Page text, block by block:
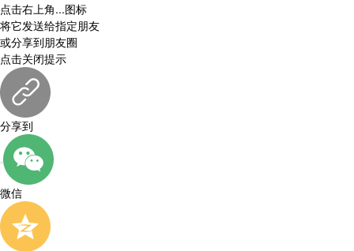
点击右上角...图标
将它发送给指定朋友
或分享到朋友圈
点击关闭提示
分享到
微信